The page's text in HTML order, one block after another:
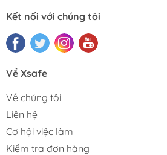
Kết nối với chúng tôi
Về Xsafe
Về chúng tôi
Liên hệ
Cơ hội việc làm
Kiểm tra đơn hàng